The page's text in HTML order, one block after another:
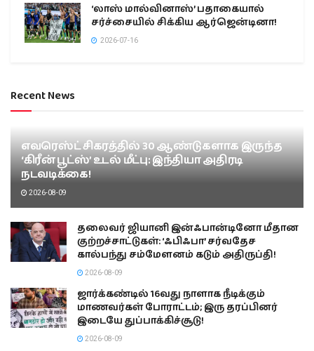
‘லாஸ் மால்வினாஸ்’ பதாகையால்
சர்ச்சையில் சிக்கிய ஆர்ஜென்டினா!
2026-07-16
Recent News
எவரெஸ்ட் சிகரத்தில் 30 ஆண்டுகளாக இருந்த
‘கிரீன் பூட்ஸ்’ உடல் மீட்பு: இந்தியா அதிரடி
நடவடிக்கை!
2026-08-09
தலைவர் ஜியானி இன்ஃபான்டினோ மீதான
குற்றச்சாட்டுகள்: ‘ஃபிஃபா’ சர்வதேச
கால்பந்து சம்மேளனம் கடும் அதிருப்தி!
2026-08-09
ஜார்க்கண்டில் 16வது நாளாக நீடிக்கும்
மாணவர்கள் போராட்டம்; இரு தரப்பினர்
இடையே துப்பாக்கிச்சூடு!
2026-08-09